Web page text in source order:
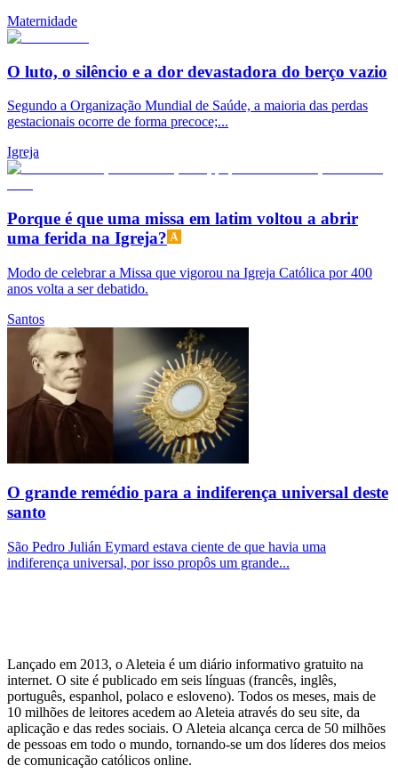
Maternidade
O luto, o silêncio e a dor devastadora do berço vazio
Segundo a Organização Mundial de Saúde, a maioria das perdas
gestacionais ocorre de forma precoce;...
Igreja
Porque é que uma missa em latim voltou a abrir
uma ferida na Igreja?
Modo de celebrar a Missa que vigorou na Igreja Católica por 400
anos volta a ser debatido.
Santos
O grande remédio para a indiferença universal deste
santo
São Pedro Julián Eymard estava ciente de que havia uma
indiferença universal, por isso propôs um grande...
Lançado em 2013, o Aleteia é um diário informativo gratuito na
internet. O site é publicado em seis línguas (francês, inglês,
português, espanhol, polaco e esloveno). Todos os meses, mais de
10 milhões de leitores acedem ao Aleteia através do seu site, da
aplicação e das redes sociais. O Aleteia alcança cerca de 50 milhões
de pessoas em todo o mundo, tornando-se um dos líderes dos meios
de comunicação católicos online.